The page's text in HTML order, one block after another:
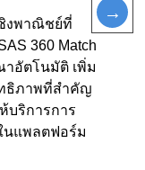
งพาณิชย์ที่
360 Match
าอัตโนมัติ เพิ่ม
ธิภาพที่สำคัญ
บริการการ
นแพลตฟอร์ม